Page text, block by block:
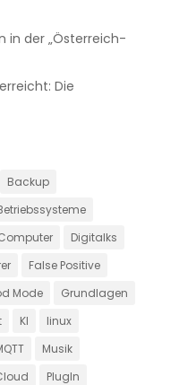
in der „Österreich-
Die
Backup
Digitalks
False Positive
Mode
Grundlagen
KI
linux
Musik
PlugIn